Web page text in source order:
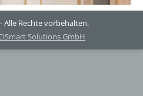
Alle Rechte vorbehalten.
Solutions GmbH